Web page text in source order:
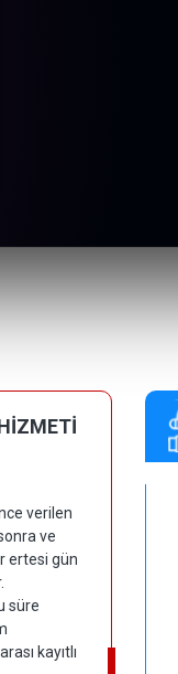
verilen
ve
ertesi gün
süre
kayıtlı